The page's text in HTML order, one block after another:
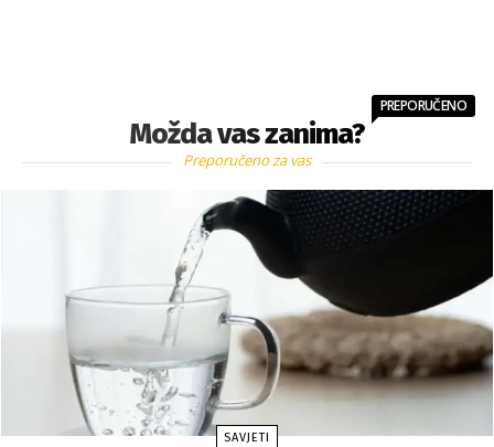
Možda vas zanima?
PREPORUČENO
Preporučeno za vas
SAVJETI